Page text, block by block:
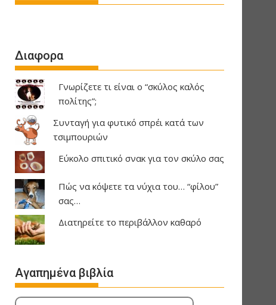
Διαφορα
Γνωρίζετε τι είναι ο “σκύλος καλός
πολίτης”;
Συνταγή για φυτικό σπρέι κατά των
τσιμπουριών
Εύκολο σπιτικό σνακ για τον σκύλο σας
Πώς να κόψετε τα νύχια του… “φίλου”
σας…
Διατηρείτε το περιβάλλον καθαρό
Αγαπημένα βιβλία